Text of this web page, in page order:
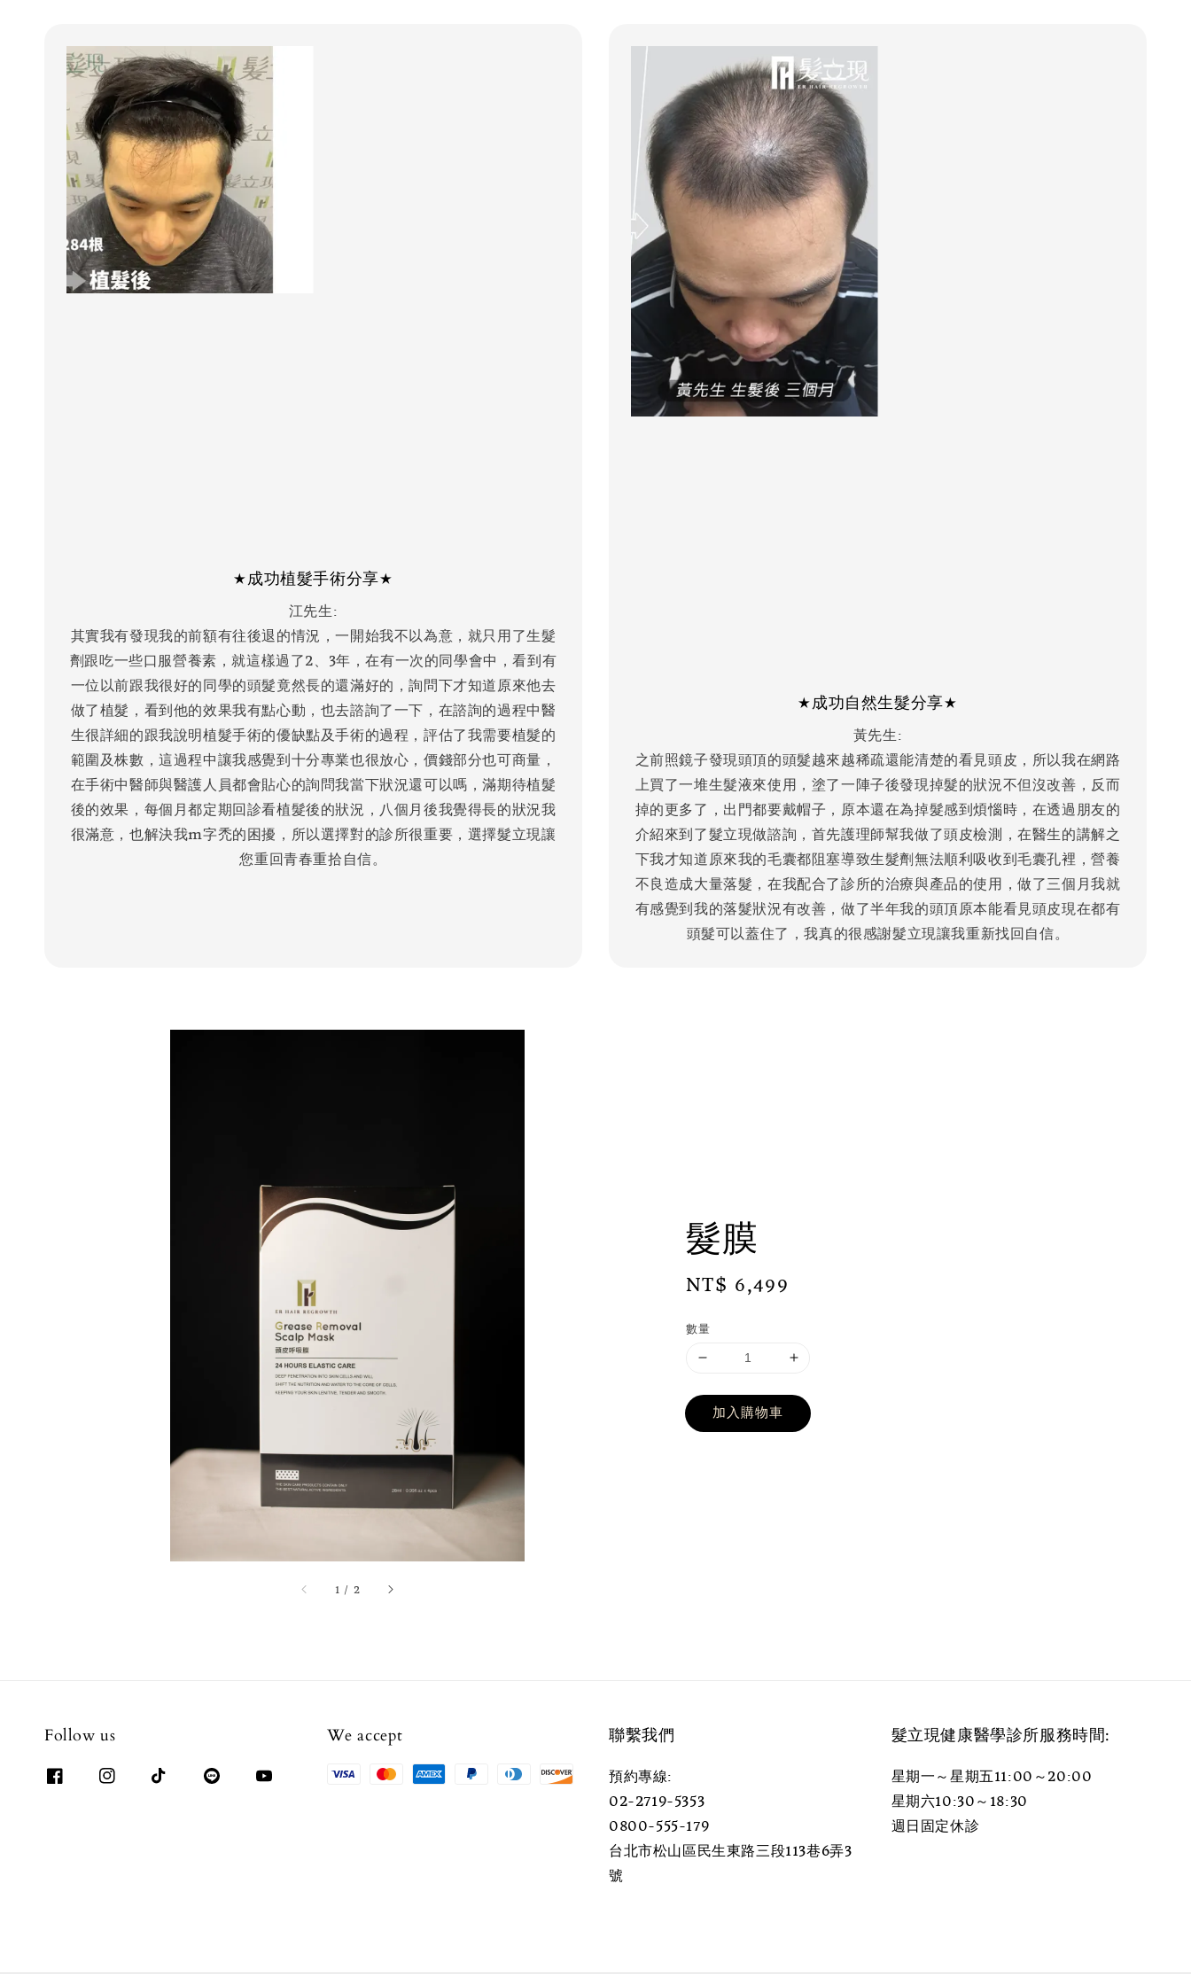
★成功植髮手術分享★
江先生:
其實我有發現我的前額有往後退的情況，一開始我不以為意，就只用了生髮
劑跟吃一些口服營養素，就這樣過了2、3年，在有一次的同學會中，看到有
一位以前跟我很好的同學的頭髮竟然長的還滿好的，詢問下才知道原來他去
做了植髮，看到他的效果我有點心動，也去諮詢了一下，在諮詢的過程中醫
生很詳細的跟我說明植髮手術的優缺點及手術的過程，評估了我需要植髮的
範圍及株數，這過程中讓我感覺到十分專業也很放心，價錢部分也可商量，
在手術中醫師與醫護人員都會貼心的詢問我當下狀況還可以嗎，滿期待植髮
後的效果，每個月都定期回診看植髮後的狀況，八個月後我覺得長的狀況我
很滿意，也解決我m字禿的困擾，所以選擇對的診所很重要，選擇髮立現讓
您重回青春重拾自信。
★成功自然生髮分享★
黃先生:
之前照鏡子發現頭頂的頭髮越來越稀疏還能清楚的看見頭皮，所以我在網路
上買了一堆生髮液來使用，塗了一陣子後發現掉髮的狀況不但沒改善，反而
掉的更多了，出門都要戴帽子，原本還在為掉髮感到煩惱時，在透過朋友的
介紹來到了髮立現做諮詢，首先護理師幫我做了頭皮檢測，在醫生的講解之
下我才知道原來我的毛囊都阻塞導致生髮劑無法順利吸收到毛囊孔裡，營養
不良造成大量落髮，在我配合了診所的治療與產品的使用，做了三個月我就
有感覺到我的落髮狀況有改善，做了半年我的頭頂原本能看見頭皮現在都有
頭髮可以蓋住了，我真的很感謝髮立現讓我重新找回自信。
1 / 2
髮膜
Regular
NT$ 6,499
數量
加入購物車
Follow us We accept 聯繫我們
預約專線:
02-2719-5353
0800-555-179
台北市松山區民生東路三段113巷6弄3
號
髮立現健康醫學診所服務時間:
星期一～星期五11:00～20:00
星期六10:30～18:30
週日固定休診